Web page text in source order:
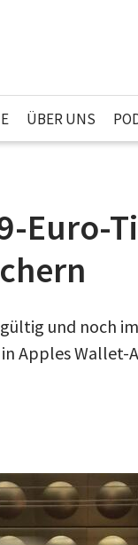
ÜBER UNS
Euro-
und noch
Apples